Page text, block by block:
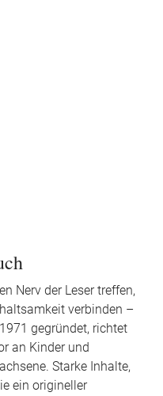
Nerv der Leser treffen,
verbinden –
gegründet, richtet
an Kinder und
Starke Inhalte,
ein origineller